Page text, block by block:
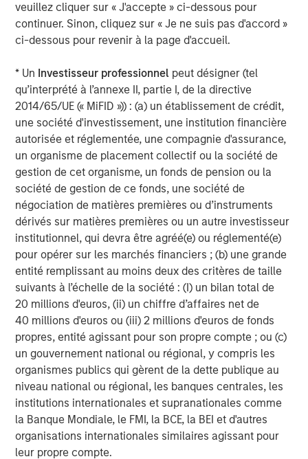
veuillez cliquer sur « J'accepte » ci-dessous pour
continuer. Sinon, cliquez sur « Je ne suis pas d'accord »
ci-dessous pour revenir à la page d'accueil.
* Un Investisseur professionnel peut désigner (tel
qu’interprété à l’annexe II, partie I, de la directive
2014/65/UE (« MiFID »)) : (a) un établissement de crédit,
une société d'investissement, une institution financière
autorisée et réglementée, une compagnie d'assurance,
un organisme de placement collectif ou la société de
gestion de cet organisme, un fonds de pension ou la
société de gestion de ce fonds, une société de
négociation de matières premières ou d’instruments
dérivés sur matières premières ou un autre investisseur
institutionnel, qui devra être agréé(e) ou réglementé(e)
pour opérer sur les marchés financiers ; (b) une grande
entité remplissant au moins deux des critères de taille
suivants à l’échelle de la société : (I) un bilan total de
20 millions d'euros, (ii) un chiffre d’affaires net de
40 millions d'euros ou (iii) 2 millions d'euros de fonds
propres, entité agissant pour son propre compte ; ou (c)
un gouvernement national ou régional, y compris les
organismes publics qui gèrent de la dette publique au
niveau national ou régional, les banques centrales, les
institutions internationales et supranationales comme
la Banque Mondiale, le FMI, la BCE, la BEI et d'autres
organisations internationales similaires agissant pour
leur propre compte.
Remarque : performance en USD. Source : Bloomberg. Données
au 31 décembre 2025. Les performances des indices sont
uniquement fournies à titre d’illustration et n’ont pas vocation à
illustrer la performance d’un investissement spécifique.La
performance passée n’est pas un indicateur fiable des
performances futures. Cf. la définition des indices ci-dessous.
Variations mensuelles des devises par
rapport au dollar
GRAPHIQUE 2